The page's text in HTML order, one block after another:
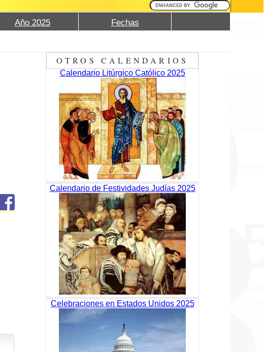
Año 2025 Fechas
OTROS CALENDARIOS
Calendario Litúrgico Católico 2025
Calendario de Festividades Judías 2025
Celebraciones en Estados Unidos 2025